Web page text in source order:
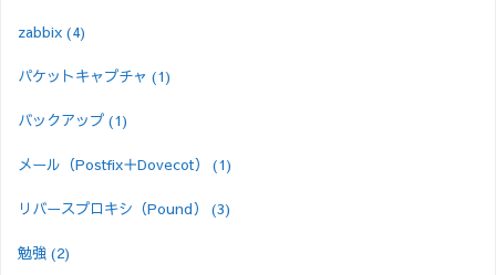
zabbix (4)
パケットキャプチャ (1)
バックアップ (1)
メール（Postfix＋Dovecot） (1)
リバースプロキシ（Pound） (3)
勉強 (2)